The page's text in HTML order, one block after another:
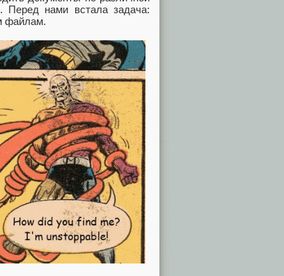
Перед нами встала задача:
файлам.